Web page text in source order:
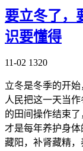
要立冬了，
识要懂得
11-02 1320
立冬是冬季的开始
人民把这一天当
的田间操作结束了
才是每年养护身体
藏阳，补肾藏精